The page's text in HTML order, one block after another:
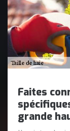
Faites
grande